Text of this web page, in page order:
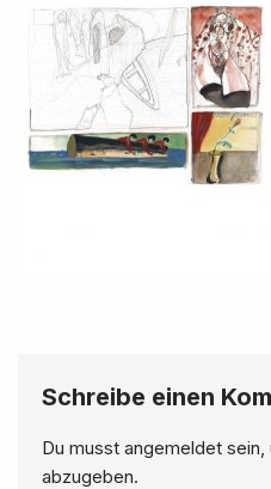
Schreibe einen
Du musst angemeldet sein,
abzugeben.